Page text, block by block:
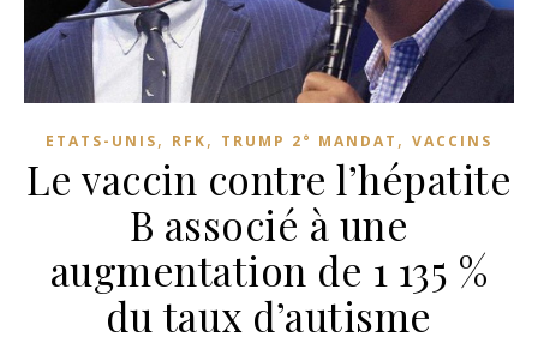
ETATS-UNIS, RFK, TRUMP 2° MANDAT , VACCINS
Le vaccin contre l’hépatite
B associé à une
augmentation de 1 135 %
du taux d’autisme